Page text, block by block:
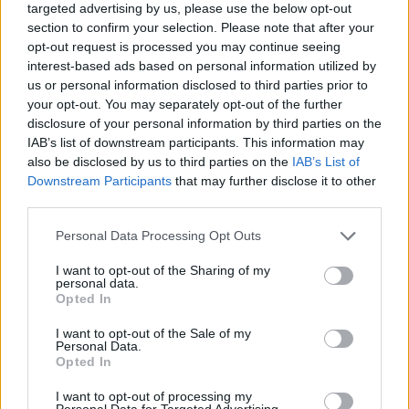
targeted advertising by us, please use the below opt-out
section to confirm your selection. Please note that after your
opt-out request is processed you may continue seeing
interest-based ads based on personal information utilized by
us or personal information disclosed to third parties prior to
your opt-out. You may separately opt-out of the further
disclosure of your personal information by third parties on the
IAB’s list of downstream participants. This information may
also be disclosed by us to third parties on the IAB’s List of
Downstream Participants that may further disclose it to other
Personal Data Processing Opt Outs
I want to opt-out of the Sharing of my
personal data.
Opted In
I want to opt-out of the Sale of my
Personal Data.
Opted In
I want to opt-out of processing my
de Mosteiro, Pedrogão Grande, e Aigra Nova, Góis. É
também, aqui que o AigraCultura, lhe dá a
conhecer as tradições e o modo de vida da serra da
Lousã. Falando em tradições, não pode perder o
Circuito Aldeias do Xisto em Carrinhos de
Rolamentos que agita as estradas das Aldeias do
Xisto durante os meses de novembro e dezembro.
Antes, em junho, o Raiz d’Aldeia instala-se em
Janeiro de Cima, no Fundão, colocando a dança, a
Brandão, o BTT Tábua, o Benfeita Trail e o Xinema
na Benfeita. Ao longo do ano, na Cerdeira, Lousã,
tem ainda à sua espera vários cursos e workshops.
Não faltarão motivos para nos visitar. Não faltarão
motivos para nos visitar. Acompanhe todo o nosso
calendário em aldeiasdoxisto.pt/agenda/.
Aproveite a Campanha Primavera e comece já a